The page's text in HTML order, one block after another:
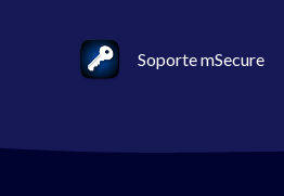
Soporte mSecure